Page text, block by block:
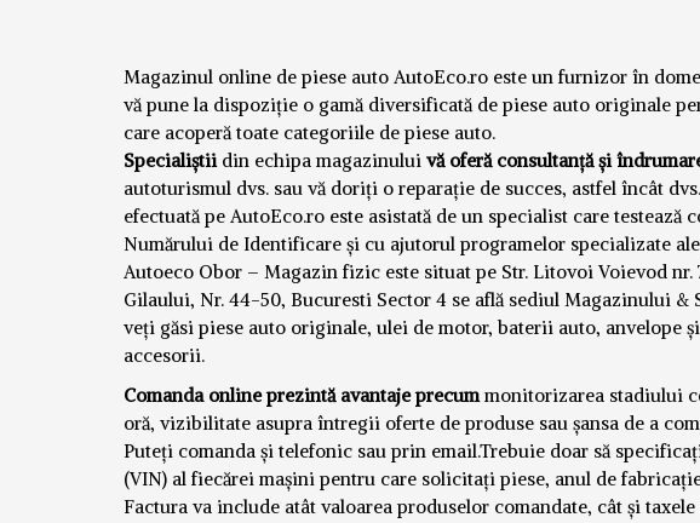
Magazinul online de piese auto AutoEco.ro este un furnizor în
vă pune la dispoziție o gamă diversificată de piese auto originale
care acoperă toate categoriile de piese auto.
Specialiștiidin echipa magazinului vă oferă consultanță și
autoturismul dvs. sau vă doriți o reparație de succes, astfel încât
efectuată pe AutoEco.ro este asistată de un specialist care
Numărului de Identificare și cu ajutorul programelor specializate
Autoeco Obor – Magazin fizic este situat pe Str. Litovoi Voievod
Gilaului, Nr. 44-50, Bucuresti Sector 4 se află sediul Magazinului
veți găsi piese auto originale, ulei de motor, baterii auto, anvelope
accesorii.
Comanda online prezintă avantaje precummonitorizarea stadiului
oră, vizibilitate asupra întregii oferte de produse sau șansa de a c
Puteți comanda și telefonic sau prin email.Trebuie doar să
(VIN) al fiecărei mașini pentru care solicitați piese, anul de
Factura va include atât valoarea produselor comandate, cât și